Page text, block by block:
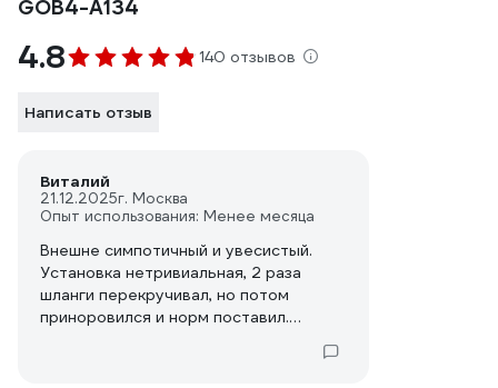
GOB4-A134
4.8 140 отзывов
Написать отзыв
Виталий
21.12.2025г. Москва
Опыт использования: Менее месяца
Внешне симпотичный и увесистый.
Установка нетривиальная, 2 раза
шланги перекручивал, но потом
приноровился и норм поставил.